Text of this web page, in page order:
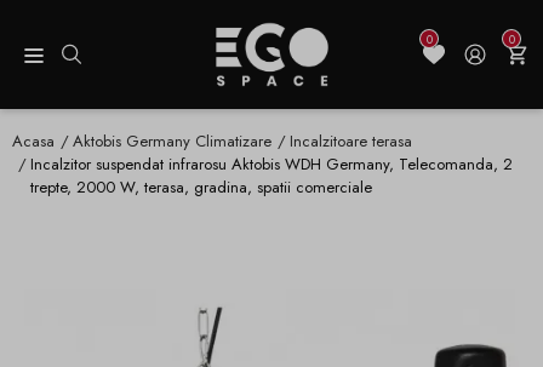
0 0
Acasa Aktobis Germany Climatizare
Incalzitoare terasa
Incalzitor suspendat infrarosu Aktobis WDH Germany, Telecomanda, 2
trepte, 2000 W, terasa, gradina, spatii comerciale